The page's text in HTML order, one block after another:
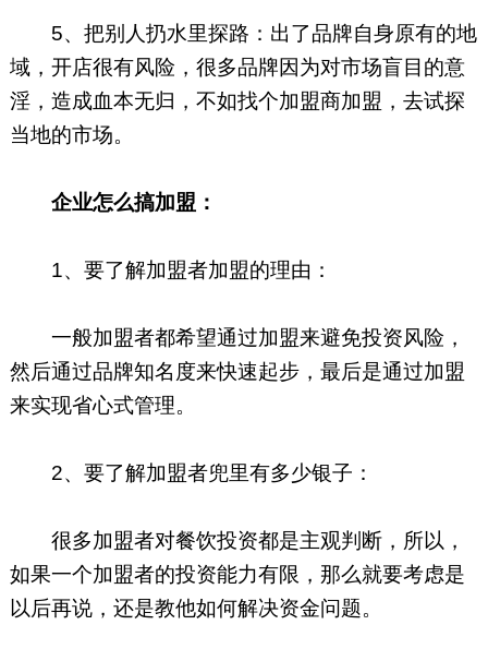
5、把别人扔水里探路：出了品牌自身原有的地
域，开店很有风险，很多品牌因为对市场盲目的意
淫，造成血本无归，不如找个加盟商加盟，去试探
当地的市场。
企业怎么搞加盟：
1、要了解加盟者加盟的理由：
一般加盟者都希望通过加盟来避免投资风险，
然后通过品牌知名度来快速起步，最后是通过加盟
来实现省心式管理。
2、要了解加盟者兜里有多少银子：
很多加盟者对餐饮投资都是主观判断，所以，
如果一个加盟者的投资能力有限，那么就要考虑是
以后再说，还是教他如何解决资金问题。